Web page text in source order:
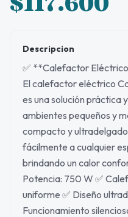
Descripcion
✅ **Calefactor
El calefactor eléctrico
es una solución práctica
ambientes pequeños y
compacto y
fácilmente a cualquier
brindando un calor
Potencia: 750 W ✅
uniforme ✅ Diseño
Funcionamiento